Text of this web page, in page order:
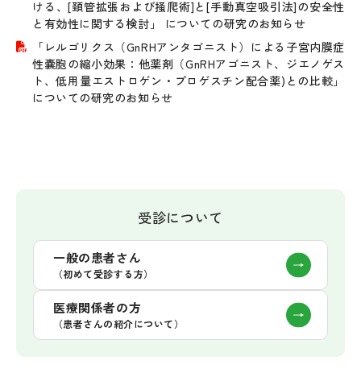
ける、[頚管拡張および掻爬術]と[手動真空吸引法]の安全性
と有効性に関する検討」 についての研究のお知らせ
「レルゴリクス（GnRHアンタゴニスト）による子宮内膜症
性嚢胞の縮小効果：他薬剤（GnRHアゴニスト、ジエノゲス
ト、低用量エストロゲン・プロゲスチン配合薬)との比較」
についての研究のお知らせ
受診について
一般の患者さん
（初めて受診する方）
医療関係者の方
（患者さんの紹介について）